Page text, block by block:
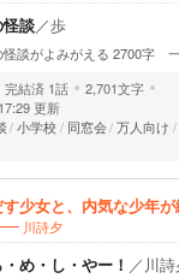
談／歩
怪談がよみがえる 2700字
完結済 1話
2,701文字
更新
小学校 同窓会 万人向け
少女と、内気な少年
川詩夕
め・し・やー！ ／ 川